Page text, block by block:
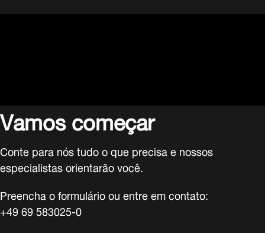
Vamos começar
Conte para nós tudo o que precisa e nossos
especialistas orientarão você.
Preencha o formulário ou entre em contato:
+49 69 583025-0